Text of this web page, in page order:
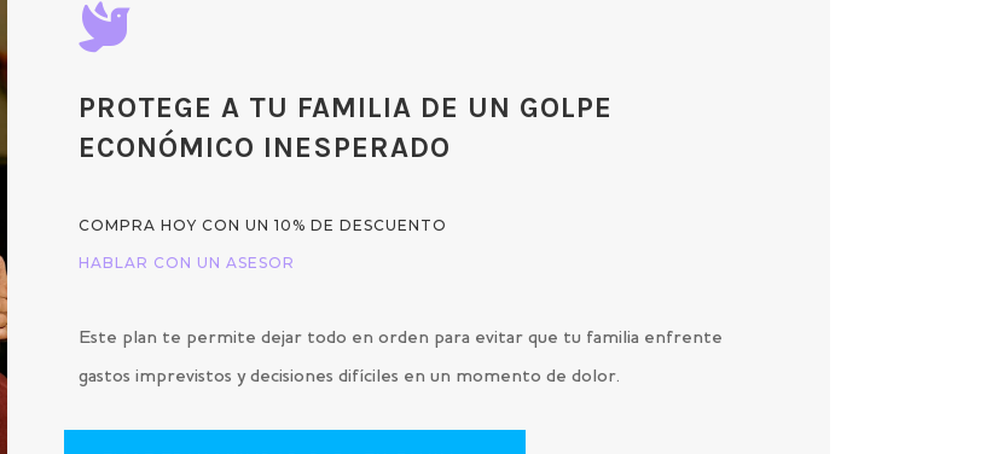

PROTEGE A TU FAMILIA DE UN GOLPE
ECONÓMICO INESPERADO
COMPRA HOY CON UN 10% DE DESCUENTO
HABLAR CON UN ASESOR
Este plan te permite dejar todo en orden para evitar que tu familia enfrente
gastos imprevistos y decisiones difíciles en un momento de dolor.